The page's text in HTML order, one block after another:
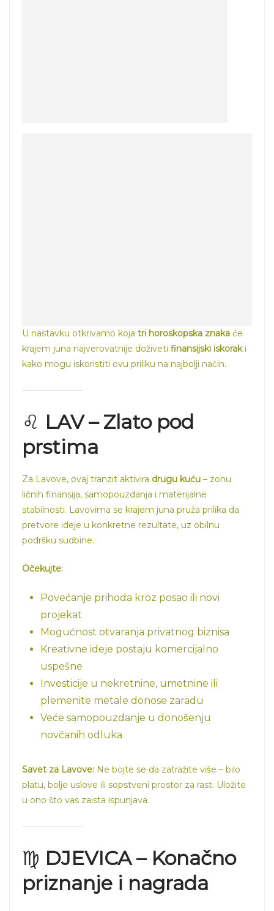
U nastavku otkrivamo koja tri horoskopska znaka će
krajem juna najverovatnije doživeti finansijski iskoraki
kako mogu iskoristiti ovu priliku na najbolji način.
♌ LAV – Zlato pod
prstima
Za Lavove, ovaj tranzit aktivira drugu kuću – zonu
ličnih finansija, samopouzdanja i materijalne
stabilnosti. Lavovima se krajem juna pruža prilika da
pretvore ideje u konkretne rezultate, uz obilnu
podršku sudbine.
Očekujte:
Povećanje prihoda kroz posao ili novi
projekat
Mogućnost otvaranja privatnog biznisa
Kreativne ideje postaju komercijalno
uspešne
Investicije u nekretnine, umetnine ili
plemenite metale donose zaradu
Veće samopouzdanje u donošenju
novčanih odluka
Savet za Lavove: Ne bojte se da zatražite više – bilo
platu, bolje uslove ili sopstveni prostor za rast. Uložite
u ono što vas zaista ispunjava.
♍ DJEVICA – Konačno
priznanje i nagrada